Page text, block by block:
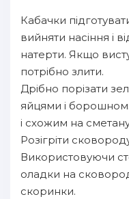
Кабачки
вийняти насіння і
натерти. Якщо
потрібно злити.
Дрібно порізати
яйцями і борошном.
і схожим на
Розігріти
Використовуючи
оладки на
скоринки.